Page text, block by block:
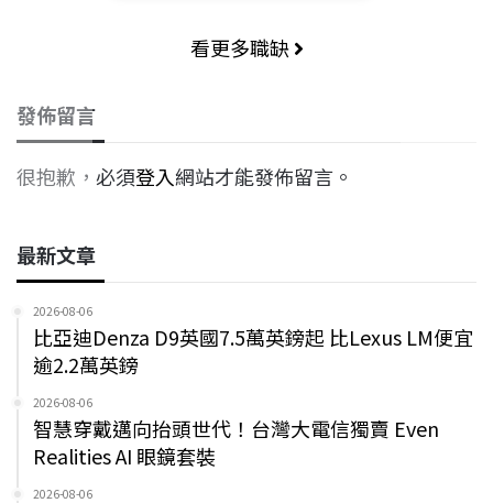
看更多職缺
發佈留言
很抱歉，必須登入網站才能發佈留言。
最新文章
2026-08-06
比亞迪Denza D9英國7.5萬英鎊起 比Lexus LM便宜
逾2.2萬英鎊
2026-08-06
智慧穿戴邁向抬頭世代！台灣大電信獨賣 Even
Realities AI 眼鏡套裝
2026-08-06